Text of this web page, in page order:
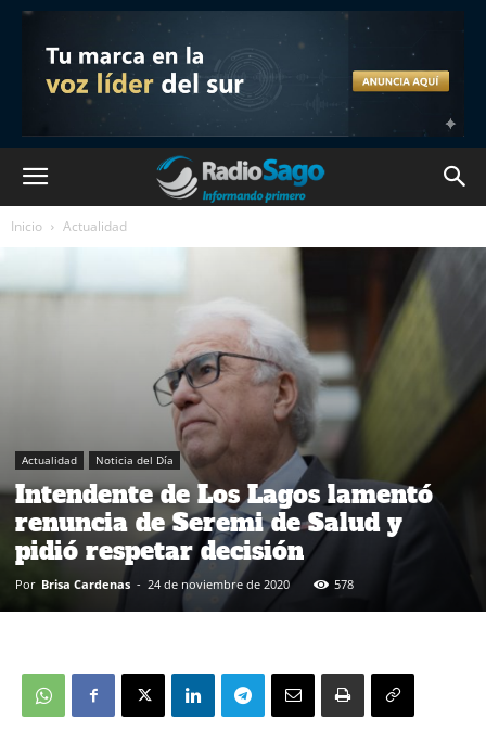
Inicio Actualidad
Actualidad Noticia del Día
Intendente de Los Lagos lamentó
renuncia de Seremi de Salud y
pidió respetar decisión
Por Brisa Cardenas - 24 de noviembre de 2020 578